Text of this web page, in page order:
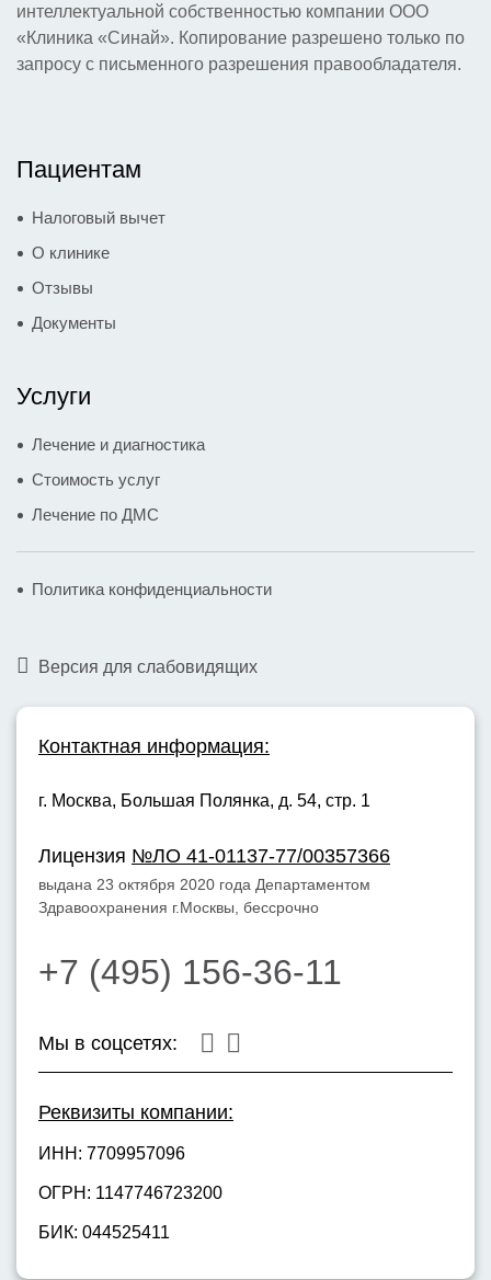
интеллектуальной собственностью компании ООО
«Клиника «Синай». Копирование разрешено только по
запросу с письменного разрешения правообладателя.
Пациентам
Налоговый вычет
О клинике
Отзывы
Документы
Услуги
Лечение и диагностика
Стоимость услуг
Лечение по ДМС
Политика конфиденциальности
Версия для слабовидящих
Контактная информация:
г. Москва, Большая Полянка, д. 54, стр. 1
Лицензия №ЛО 41-01137-77/00357366
выдана 23 октября 2020 года Департаментом
Здравоохранения г.Москвы, бессрочно
+7 (495) 156-36-11
Мы в соцсетях:
Реквизиты компании:
ИНН: 7709957096
ОГРН: 1147746723200
БИК: 044525411